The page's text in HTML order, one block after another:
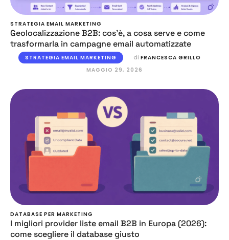
STRATEGIA EMAIL MARKETING
Geolocalizzazione B2B: cos’è, a cosa serve e come
trasformarla in campagne email automatizzate
STRATEGIA EMAIL MARKETING di FRANCESCA GRILLO
MAGGIO 29, 2026
DATABASE PER MARKETING
I migliori provider liste email B2B in Europa (2026):
come scegliere il database giusto